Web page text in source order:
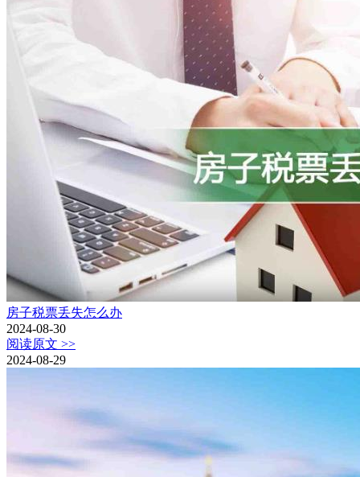
房子税票丢失怎么办
2024-08-30
阅读原文 >>
2024-08-29